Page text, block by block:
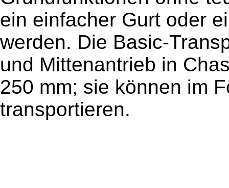
ein einfacher Gurt oder
werden. Die Basic-
und Mittenantrieb in
250 mm; sie können im
transportieren.